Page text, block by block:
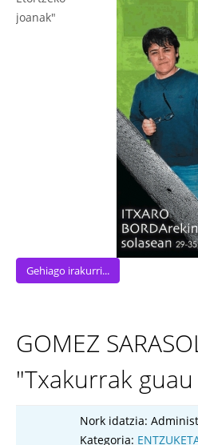
joanak"
Gehiago irakurri...
GOMEZ
"Txakurrak
Nork idatzia:
Kategoria: